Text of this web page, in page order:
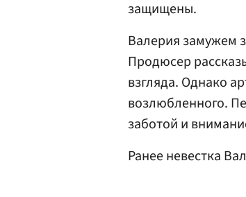
защищены.
Валерия замужем
Продюсер
взгляда. Однако
возлюбленного.
заботой и
Ранее невестка